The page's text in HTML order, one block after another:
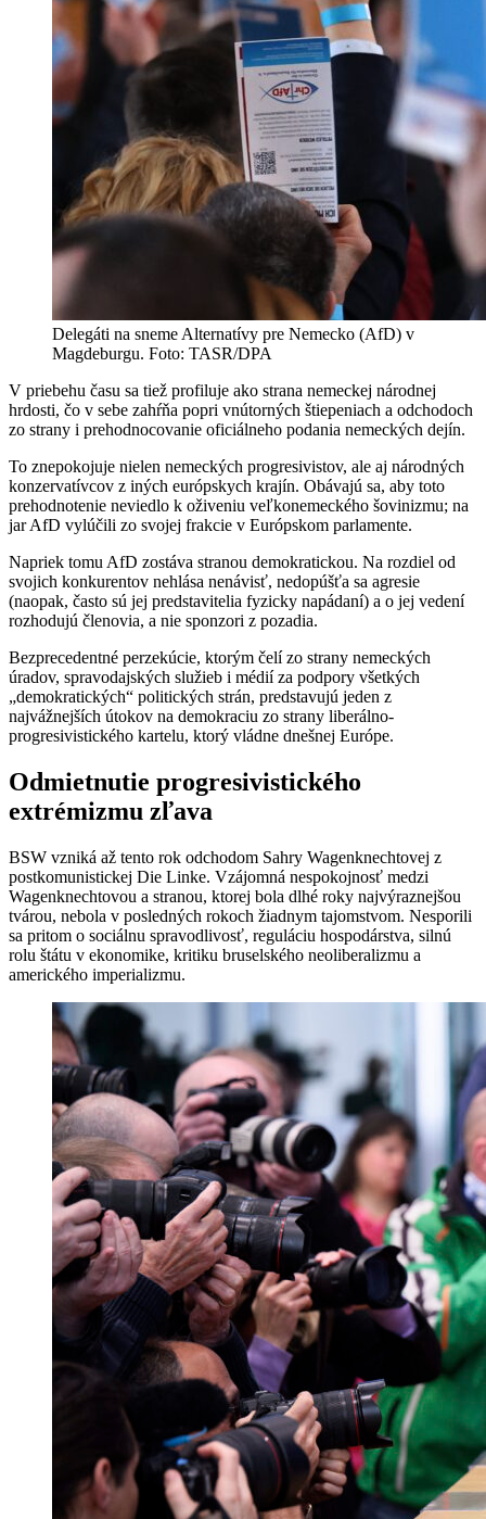
Delegáti na sneme Alternatívy pre Nemecko (AfD) v
Magdeburgu. Foto: TASR/DPA
V priebehu času sa tiež profiluje ako strana nemeckej národnej
hrdosti, čo v sebe zahŕňa popri vnútorných štiepeniach a odchodoch
zo strany i prehodnocovanie oficiálneho podania nemeckých dejín.
To znepokojuje nielen nemeckých progresivistov, ale aj národných
konzervatívcov z iných európskych krajín. Obávajú sa, aby toto
prehodnotenie neviedlo k oživeniu veľkonemeckého šovinizmu; na
jar AfD vylúčili zo svojej frakcie v Európskom parlamente.
Napriek tomu AfD zostáva stranou demokratickou. Na rozdiel od
svojich konkurentov nehlása nenávisť, nedopúšťa sa agresie
(naopak, často sú jej predstavitelia fyzicky napádaní) a o jej vedení
rozhodujú členovia, a nie sponzori z pozadia.
Bezprecedentné perzekúcie, ktorým čelí zo strany nemeckých
úradov, spravodajských služieb i médií za podpory všetkých
„demokratických“ politických strán, predstavujú jeden z
najvážnejších útokov na demokraciu zo strany liberálno-
progresivistického kartelu, ktorý vládne dnešnej Európe.
Odmietnutie progresivistického
extrémizmu zľava
BSW vzniká až tento rok odchodom Sahry Wagenknechtovej z
postkomunistickej Die Linke. Vzájomná nespokojnosť medzi
Wagenknechtovou a stranou, ktorej bola dlhé roky najvýraznejšou
tvárou, nebola v posledných rokoch žiadnym tajomstvom. Nesporili
sa pritom o sociálnu spravodlivosť, reguláciu hospodárstva, silnú
rolu štátu v ekonomike, kritiku bruselského neoliberalizmu a
amerického imperializmu.